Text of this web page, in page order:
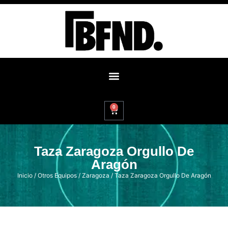
0
Taza Zaragoza Orgullo De
Aragón
Inicio/ Otros Equipos/ Zaragoza / Taza Zaragoza Orgullo De Aragón